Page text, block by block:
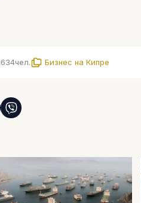
чел. Бизнес на Кипре